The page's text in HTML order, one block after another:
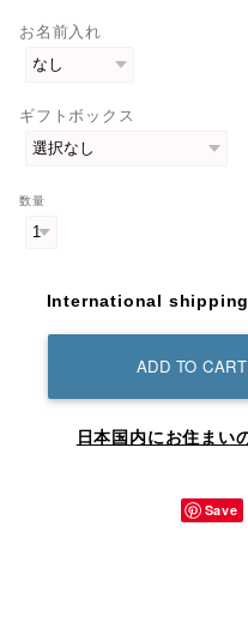
お名前入れ
ギフトボックス
数量
International
ADD TO CART
日本国内にお住まい
Save